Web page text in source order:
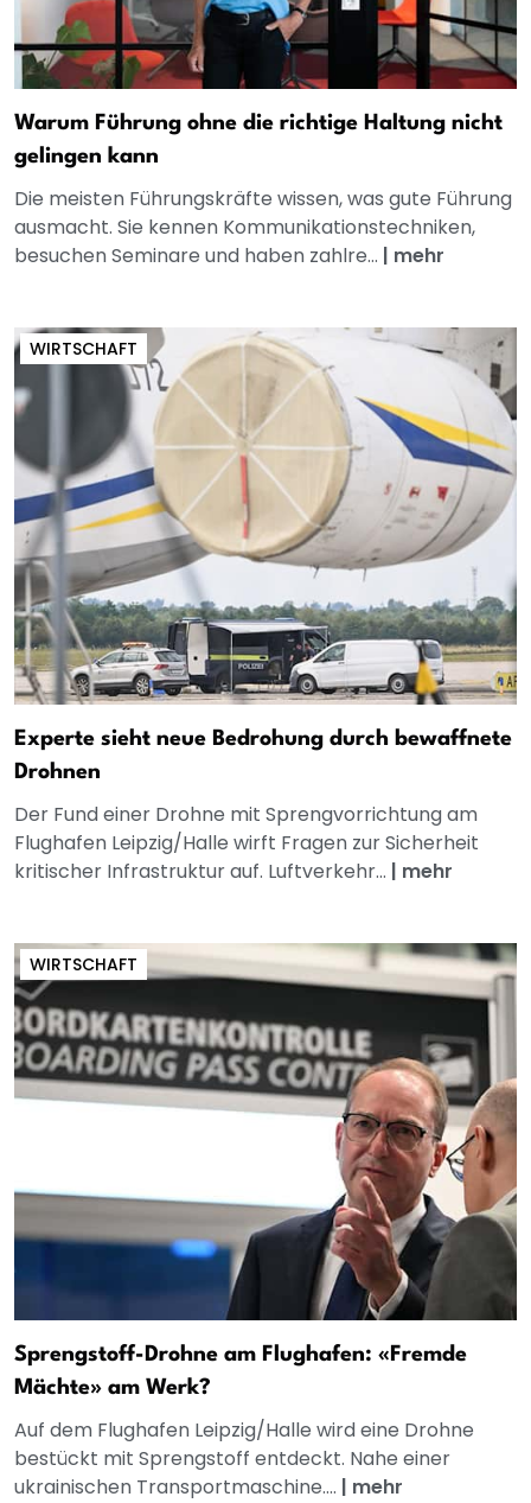
Warum Führung ohne die richtige Haltung nicht
gelingen kann
Die meisten Führungskräfte wissen, was gute Führung
ausmacht. Sie kennen Kommunikationstechniken,
besuchen Seminare und haben zahlre... | mehr
WIRTSCHAFT
Experte sieht neue Bedrohung durch bewaffnete
Drohnen
Der Fund einer Drohne mit Sprengvorrichtung am
Flughafen Leipzig/Halle wirft Fragen zur Sicherheit
kritischer Infrastruktur auf. Luftverkehr... | mehr
WIRTSCHAFT
Sprengstoff-Drohne am Flughafen: «Fremde
Mächte» am Werk?
Auf dem Flughafen Leipzig/Halle wird eine Drohne
bestückt mit Sprengstoff entdeckt. Nahe einer
ukrainischen Transportmaschine.... | mehr